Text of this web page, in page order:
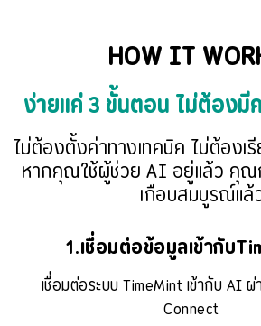
HOW IT
ง่ายแค่ 3 ขั้นตอน ไม่ต้องมี
ไม่ต้องตั้งค่าทางเทคนิค ไม่ต้อง
หากคุณใช้ผู้ช่วย AI อยู่แล้ว คุ
เกือบสมบูรณ์แล้
1.เชื่อมต่อข้อมูลเข้ากับ
เชื่อมต่อระบบ TimeMint เข้ากับ AI
Connect